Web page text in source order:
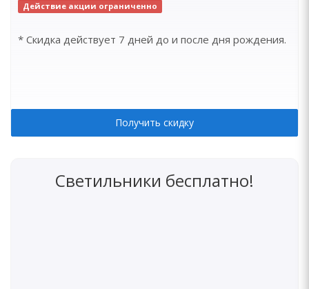
Действие акции ограниченно
* Скидка действует 7 дней до и после дня рождения.
Получить скидку
Светильники бесплатно!